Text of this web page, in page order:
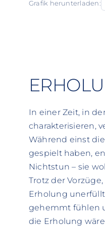
Grafik herunterladen:
In einer Zeit, in
charakterisieren,
Während einst
gespielt haben,
Nichtstun – sie
Trotz der
Erholung
gehemmt fühlen
die Erholung